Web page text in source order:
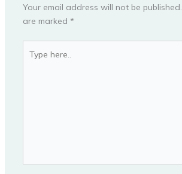
Your email address will not be published.
are marked *
here..